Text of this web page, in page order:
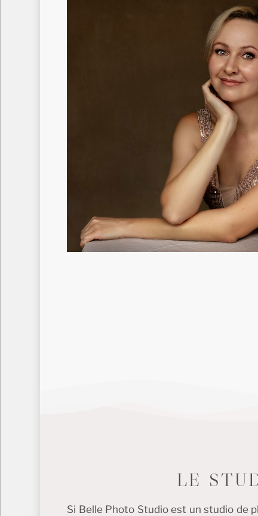
LE
Si Belle Photo Studio est un studio de